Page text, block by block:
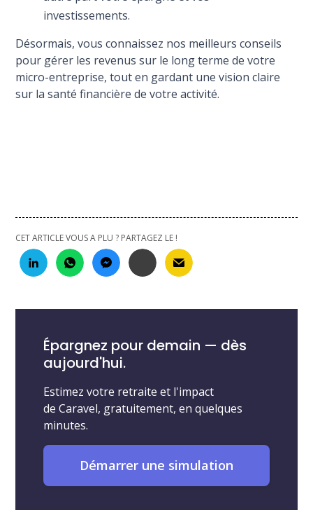
investissements.
Désormais, vous connaissez nos meilleurs conseils
pour gérer les revenus sur le long terme de votre
micro-entreprise, tout en gardant une vision claire
sur la santé financière de votre activité.
CET ARTICLE VOUS A PLU ? PARTAGEZ LE !
Épargnez pour demain — dès
aujourd'hui.
Estimez votre retraite et l'impact
de Caravel, gratuitement, en quelques
minutes.
Démarrer une simulation